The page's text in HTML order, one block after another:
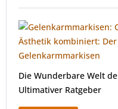
Die Wunderbare Welt
Ultimativer Ratgeber